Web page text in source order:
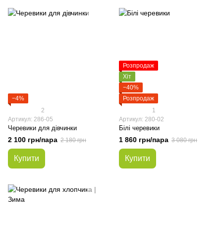
−4%
2
Артикул: 286-05
Черевики для дівчинки
2 100 грн/пара 2 180 грн
Купити
Розпродаж
Хіт
−40%
Розпродаж
1
Артикул: 280-02
Білі черевики
1 860 грн/пара 3 080 грн
Купити